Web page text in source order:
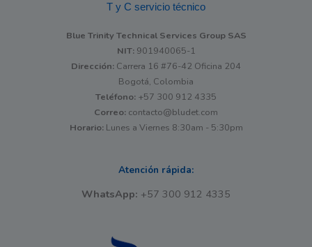
T y C servicio técnico
Blue Trinity Technical Services Group SAS
NIT:901940065-1
Dirección: Carrera 16 #76-42 Oficina 204
Bogotá, Colombia
Teléfono: +57 300 912 4335
Correo: contacto@bludet.com
Horario:Lunes a Viernes 8:30am - 5:30pm
Atención rápida:
WhatsApp: +57 300 912 4335